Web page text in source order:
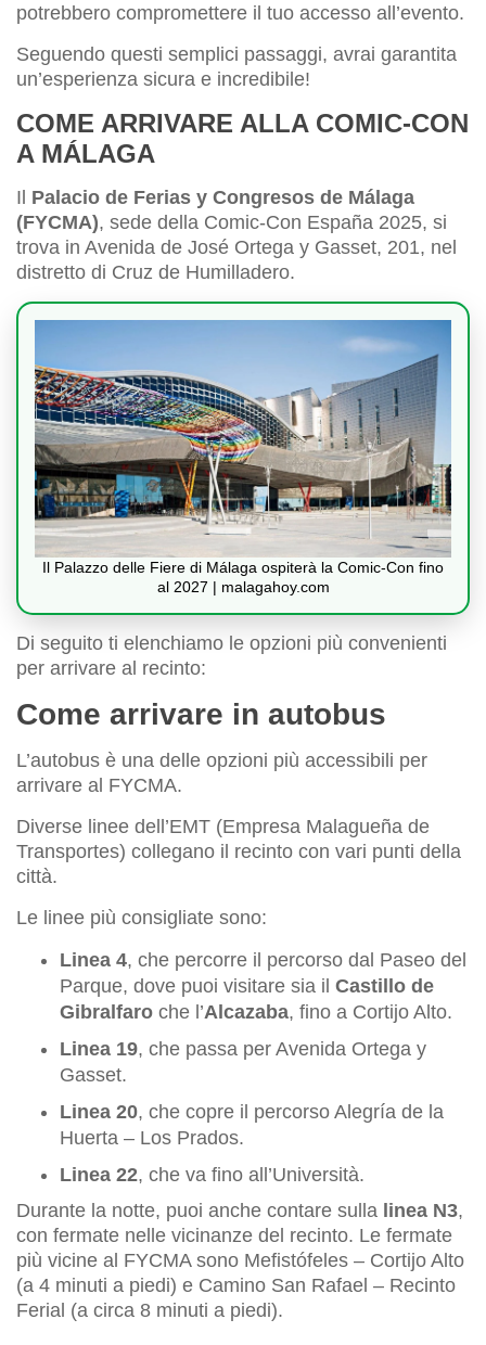
potrebbero compromettere il tuo accesso all’evento.
Seguendo questi semplici passaggi, avrai garantita
un’esperienza sicura e incredibile!
COME ARRIVARE ALLA COMIC-CON
A MÁLAGA
Il Palacio de Ferias y Congresos de Málaga
(FYCMA), sede della Comic-Con España 2025, si
trova in Avenida de José Ortega y Gasset, 201, nel
distretto di Cruz de Humilladero.
Il Palazzo delle Fiere di Málaga ospiterà la Comic-Con fino
al 2027 | malagahoy.com
Di seguito ti elenchiamo le opzioni più convenienti
per arrivare al recinto:
Come arrivare in autobus
L’autobus è una delle opzioni più accessibili per
arrivare al FYCMA.
Diverse linee dell’EMT (Empresa Malagueña de
Transportes) collegano il recinto con vari punti della
città.
Le linee più consigliate sono:
Linea 4, che percorre il percorso dal Paseo del
Parque, dove puoi visitare sia il Castillo de
Gibralfaro che l’Alcazaba, fino a Cortijo Alto.
Linea 19, che passa per Avenida Ortega y
Gasset.
Linea 20, che copre il percorso Alegría de la
Huerta – Los Prados.
Linea 22, che va fino all’Università.
Durante la notte, puoi anche contare sulla linea N3,
con fermate nelle vicinanze del recinto. Le fermate
più vicine al FYCMA sono Mefistófeles – Cortijo Alto
(a 4 minuti a piedi) e Camino San Rafael – Recinto
Ferial (a circa 8 minuti a piedi).